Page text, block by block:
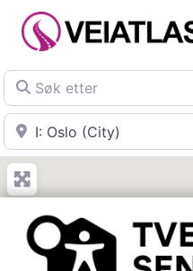
Skip
Søk etter
Nær